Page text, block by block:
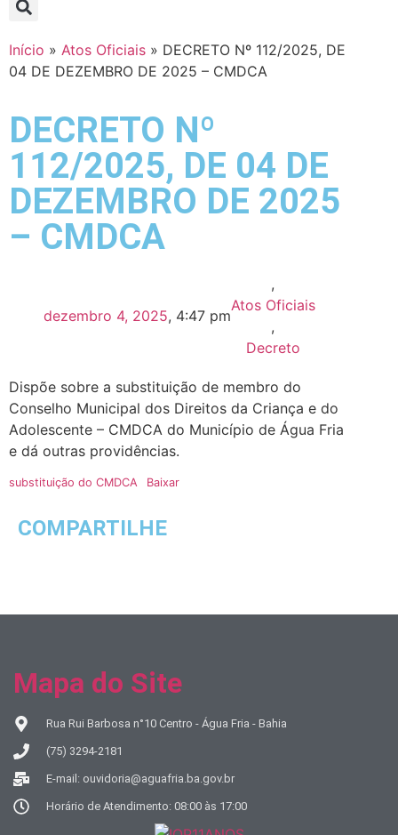
Início » Atos Oficiais » DECRETO Nº 112/2025, DE
04 DE DEZEMBRO DE 2025 – CMDCA
DECRETO Nº
112/2025, DE 04 DE
DEZEMBRO DE 2025
– CMDCA
dezembro 4, 2025, 4:47 pm
,
Atos Oficiais
,
Decreto
Dispõe sobre a substituição de membro do
Conselho Municipal dos Direitos da Criança e do
Adolescente – CMDCA do Município de Água Fria
e dá outras providências.
substituição do CMDCA Baixar
COMPARTILHE
Mapa do Site
Rua Rui Barbosa n°10 Centro - Água Fria - Bahia
(75) 3294-2181
E-mail: ouvidoria@aguafria.ba.gov.br
Horário de Atendimento: 08:00 às 17:00